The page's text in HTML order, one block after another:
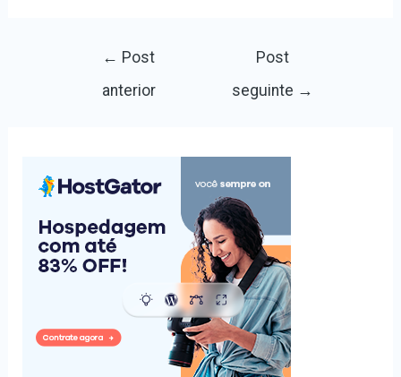
Navegação
← Post
anterior
Post
seguinte →